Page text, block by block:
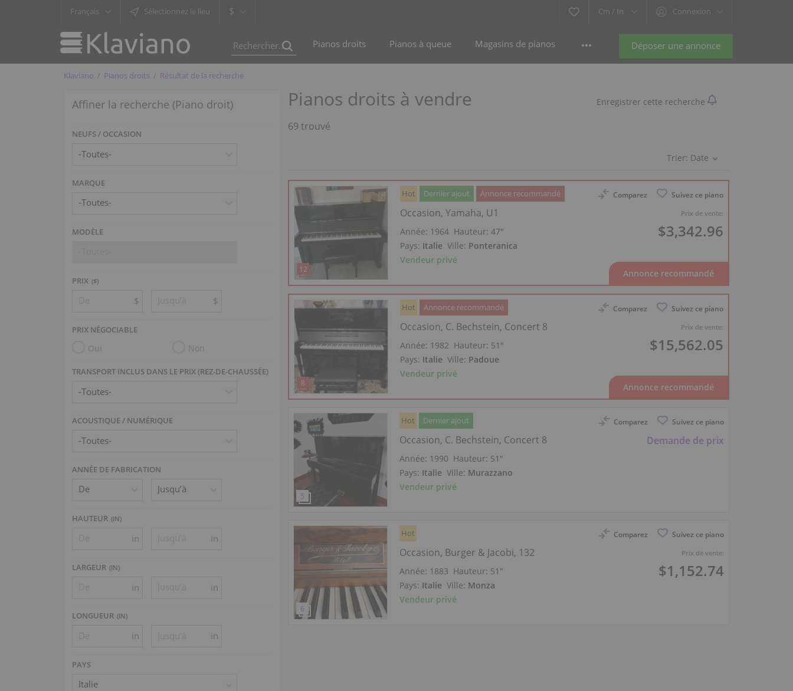
Français Sélectionnez le lieu $ Cm / In Connexion
Déposer une annonce
Pianos droits Pianos à queue Magasins de pianos
Klaviano Pianos droits Résultat de la recherche
Affiner la recherche (Piano droit)
NEUFS / OCCASION
MARQUE
-Toutes-
MODÈLE
PRIX ($)
$ $
PRIX NÉGOCIABLE
Oui Non
TRANSPORT INCLUS DANS LE PRIX (REZ-DE-CHAUSSÉE)
ACOUSTIQUE / NUMÉRIQUE
ANNÉE DE FABRICATION
HAUTEUR (IN)
in in
LARGEUR (IN)
in in
LONGUEUR (IN)
in in
PAYS
Italie
Pianos droits à vendre
69 trouvé
Enregistrer cette recherche
Trier: Date
Comparez Suivez ce piano
Prix de vente:
$3,342.96
Hot Dernier ajout Annonce recommandé
Occasion, Yamaha, U1
Année: 1964 Hauteur:47″
Pays: Italie Ville: Ponteranica
Vendeur privé
Comparez Suivez ce piano
Prix de vente:
$15,562.05
Hot Annonce recommandé
Occasion, C. Bechstein, Concert 8
Année: 1982 Hauteur: 51″
Pays: Italie Ville: Padoue
Vendeur privé
Comparez Suivez ce piano
Demande de prix
Hot Dernier ajout
Occasion, C. Bechstein, Concert 8
Année: 1990 Hauteur: 51″
Pays: Italie Ville: Murazzano
Vendeur privé
Comparez Suivez ce piano
Prix de vente:
$1,152.74
Hot
Occasion, Burger & Jacobi, 132
Année: 1883 Hauteur: 51″
Pays: Italie Ville: Monza
Vendeur privé